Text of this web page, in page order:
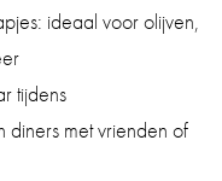
ideaal voor olijven,
tijdens
diners met vrienden of